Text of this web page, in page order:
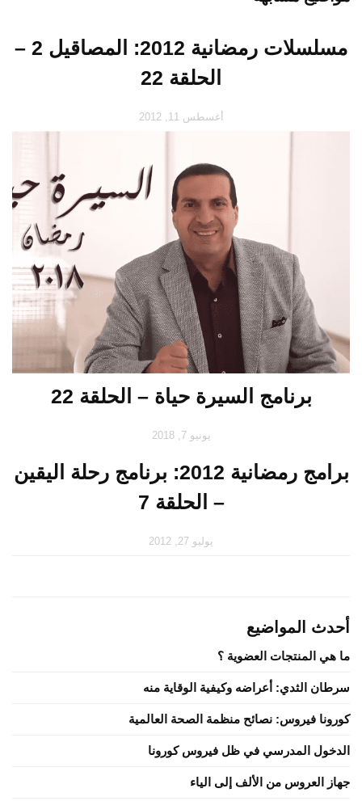
مسلسلات رمضانية 2012: المصاقيل 2 –
الحلقة 22
أغسطس 11, 2012
برنامج السيرة حياة – الحلقة 22
يونيو 7, 2018
برامج رمضانية 2012: برنامج رحلة اليقين
– الحلقة 7
يوليو 27, 2012
أحدث المواضيع
ما هي المنتجات العضوية ؟
سرطان الثدي: أعراضه وكيفية الوقاية منه
كورونا فيروس: نصائح منظمة الصحة العالمية
الدخول المدرسي في ظل فيروس كورونا
جهاز العروس من الألف إلى الياء